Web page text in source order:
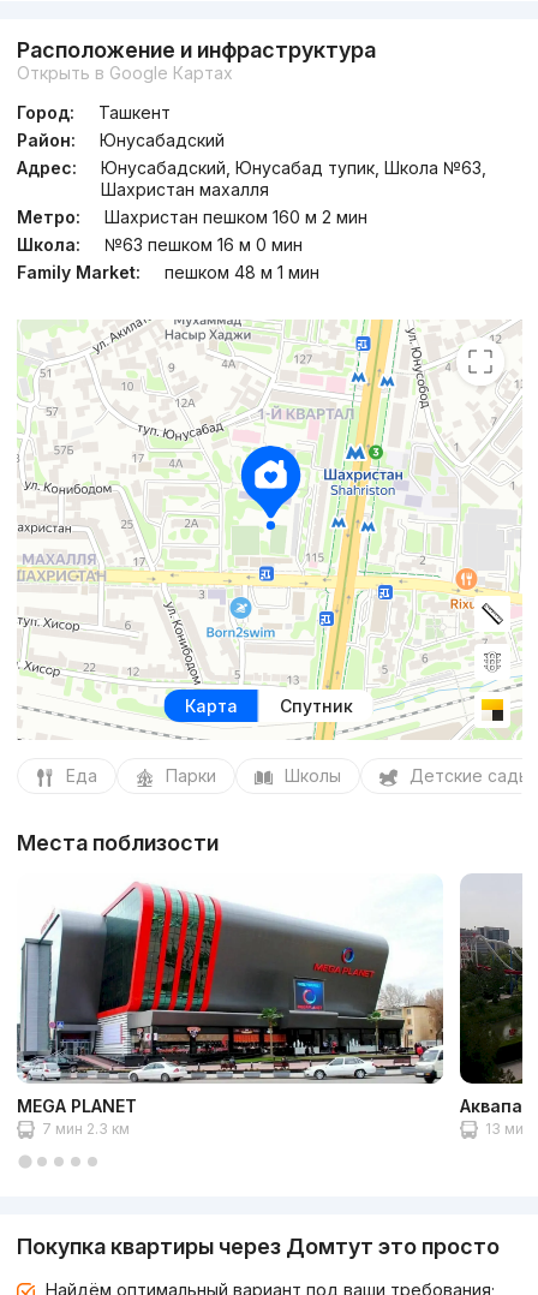
Расположение и инфраструктура
Открыть в Google Картах
Город:
Ташкент
Район:
Юнусабадский
Адрес:
Юнусабадский, Юнусабад тупик, Школа №63,
Шахристан махалля
Метро:
Шахристан пешком 160 м 2 мин
Школа:
№63 пешком 16 м 0 мин
Family Market:
пешком 48 м 1 мин
Карта Спутник
Еда Парки Школы Детские сады
Места поблизости
MEGA PLANET
7 мин 2.3 км 13 мин
Покупка квартиры через Домтут это просто
Найдём оптимальный вариант под ваши требования;